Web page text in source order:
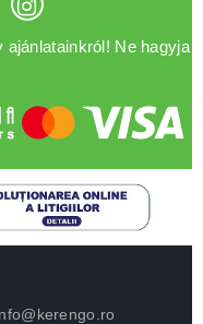
Ne hagyja